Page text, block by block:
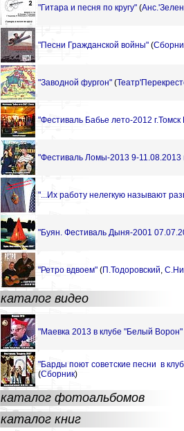
"Гитара и песня по кругу" (
"Песни Гражданской войны" (
"Заводной фургон" (
"Фестиваль Бабье лето-2012
"Фестиваль Ломы-2013 9-11.08.2013
"...Их работу нелегкую называют
"Буян. Фестиваль Дыня-2001
"Ретро вдвоем" (П.Тодоровский,
каталог видео
"Маевка 2013 в клубе "Белый
"Барды поют советские песни в
(Сборник)
каталог фотоальбомов
каталог книг